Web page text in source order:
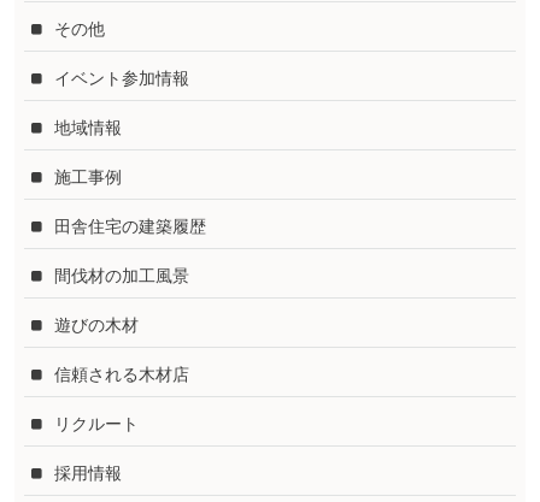
その他
イベント参加情報
地域情報
施工事例
田舎住宅の建築履歴
間伐材の加工風景
遊びの木材
信頼される木材店
リクルート
採用情報